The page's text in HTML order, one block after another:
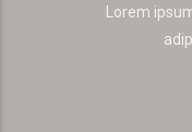
Lorem